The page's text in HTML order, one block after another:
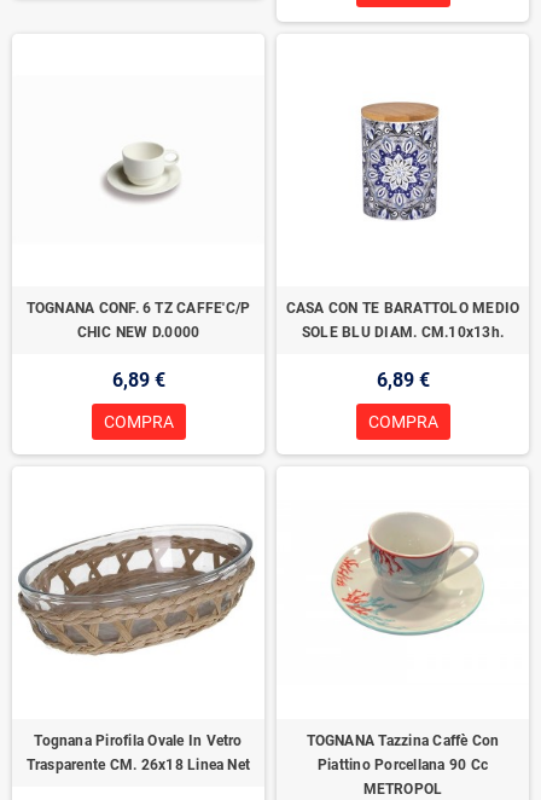
TOGNANA CONF. 6 TZ CAFFE'C/P
CHIC NEW D.0000
6,89 €
COMPRA
CASA CON TE BARATTOLO MEDIO
SOLE BLU DIAM. CM.10x13h.
6,89 €
COMPRA
Tognana Pirofila Ovale In Vetro
Trasparente CM. 26x18 Linea Net
TOGNANA Tazzina Caffè Con
Piattino Porcellana 90 Cc
METROPOL